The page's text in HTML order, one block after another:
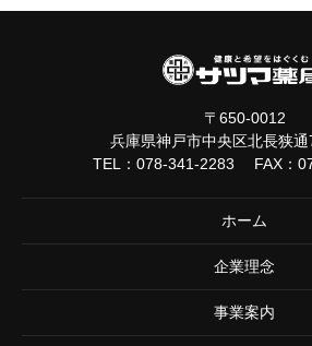
〒650-0012
兵庫県神戸市中央区北長狭
TEL： 078-341-2283 FAX：
ホーム
企業理念
事業案内